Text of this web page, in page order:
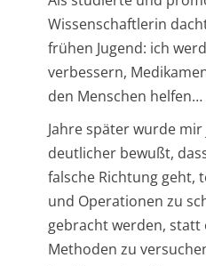
Wissenschaftlerin
frühen Jugend: ich
verbessern,
den Menschen helfen…
Jahre später wurde
deutlicher bewußt,
falsche Richtung geht,
und Operationen zu
gebracht werden, statt
Methoden zu